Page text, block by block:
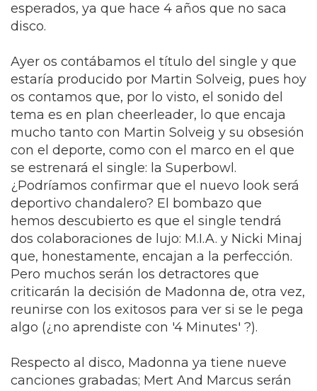
esperados, ya que hace 4 años que no saca
disco.
Ayer os contábamos el título del single y que
estaría producido por Martin Solveig, pues hoy
os contamos que, por lo visto, el sonido del
tema es en plan cheerleader, lo que encaja
mucho tanto con Martin Solveig y su obsesión
con el deporte, como con el marco en el que
se estrenará el single: la Superbowl.
¿Podríamos confirmar que el nuevo look será
deportivo chandalero? El bombazo que
hemos descubierto es que el single tendrá
dos colaboraciones de lujo: M.I.A. y Nicki Minaj
que, honestamente, encajan a la perfección.
Pero muchos serán los detractores que
criticarán la decisión de Madonna de, otra vez,
reunirse con los exitosos para ver si se le pega
algo (¿no aprendiste con '4 Minutes' ?).
Respecto al disco, Madonna ya tiene nueve
canciones grabadas; Mert And Marcus serán